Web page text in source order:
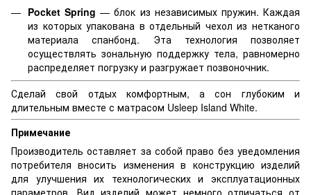
Pocket Spring — блок из независимых пружин. Каждая
из которых упакована в отдельный чехол из нетканого
материала спанбонд. Эта технология позволяет
осуществлять зональную поддержку тела, равномерно
распределяет погрузку и разгружает позвоночник.
Сделай свой отдых комфортным, а сон глубоким и
длительным вместе с матрасом Usleep Island White.
Примечание
Производитель оставляет за собой право без уведомления
потребителя вносить изменения в конструкцию изделий
для улучшения их технологических и эксплуатационных
параметров. Вид изделий может немного отличаться от